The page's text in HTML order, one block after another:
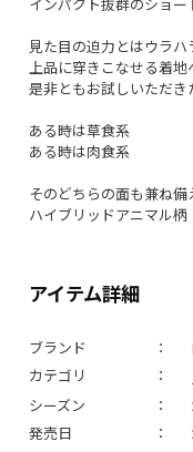
アイテム詳細
ブランド
カテゴリ
シーズン
発売日
インパクト抜群のショー
見た目の迫力とはウラハ
上品に穿きこなせる着地
是非ともお試しいただき
ある時は草食系
ある時は肉食系
そのどちらの面も兼ね備
ハイブリッドアニマル柄